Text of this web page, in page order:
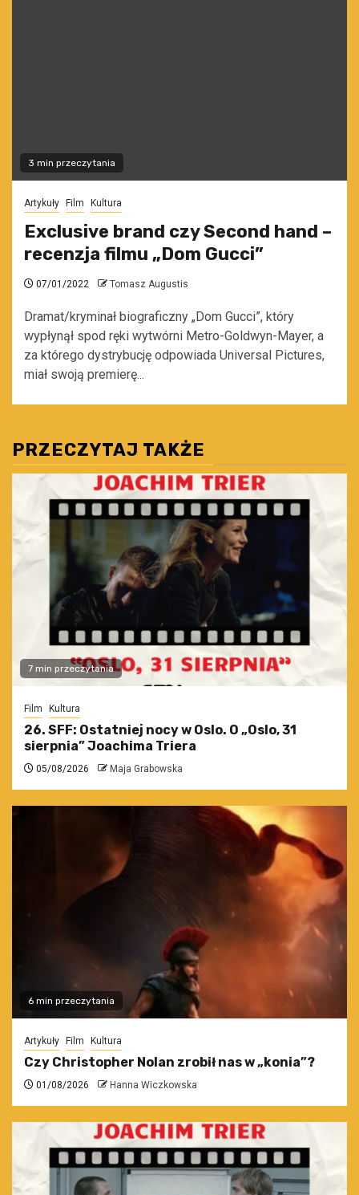
3 min przeczytania
Artykuły Film Kultura
Exclusive brand czy Second hand –
recenzja filmu „Dom Gucci”
07/01/2022 Tomasz Augustis
Dramat/kryminał biograficzny „Dom Gucci”, który
wypłynął spod ręki wytwórni Metro-Goldwyn-Mayer, a
za którego dystrybucję odpowiada Universal Pictures,
miał swoją premierę...
PRZECZYTAJ TAKŻE
7 min przeczytania
Film Kultura
26. SFF: Ostatniej nocy w Oslo. O „Oslo, 31
sierpnia” Joachima Triera
05/08/2026 Maja Grabowska
6 min przeczytania
Artykuły Film Kultura
Czy Christopher Nolan zrobił nas w „konia”?
01/08/2026 Hanna Wiczkowska